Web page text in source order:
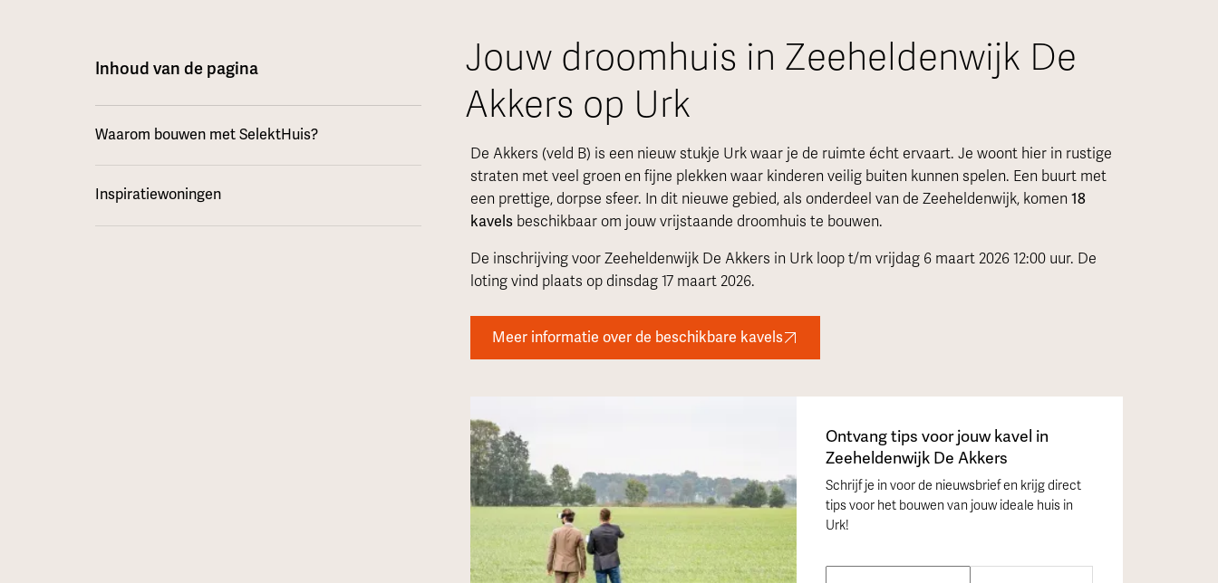
Inhoud van de pagina
Waarom bouwen met SelektHuis?
Inspiratiewoningen
Jouw droomhuis in Zeeheldenwijk De
Akkers op Urk
De Akkers (veld B) is een nieuw stukje Urk waar je de ruimte écht ervaart. Je woont hier in rustige
straten met veel groen en fijne plekken waar kinderen veilig buiten kunnen spelen. Een buurt met
een prettige, dorpse sfeer. In dit nieuwe gebied, als onderdeel van de Zeeheldenwijk, komen 18
kavelsbeschikbaar om jouw vrijstaande droomhuis te bouwen.
De inschrijving voor Zeeheldenwijk De Akkers in Urk loop t/m vrijdag 6 maart 2026 12:00 uur. De
loting vind plaats op dinsdag 17 maart 2026.
Meer informatie over de beschikbare kavels
Ontvang tips voor jouw kavel in
Zeeheldenwijk De Akkers
Schrijf je in voor de nieuwsbrief en krijg direct
tips voor het bouwen van jouw ideale huis in
Urk!